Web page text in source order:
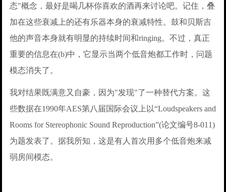
态"概念，最好是喝几杯你喜欢的酒再来讨论吧。记住，叠
加在这些衰减上的还有乐器本身的衰减特性。鼓和贝斯吉
他的声音本身就有明显的持续时间和ringing。不过，真正
重要的信息在(b)中，它显示当两个低音炮都工作时，问题
模态消失了。
我对结果既满意又自豪，因为"发现"了一种替代方案。这
些数据在1990年AES第八届国际会议上以“Loudspeakers and
Rooms for Stereophonic Sound Reproduction”(论文编号8-011)
为题发表了。据我所知，这是有人首次用多个低音炮来减
弱房间模态。